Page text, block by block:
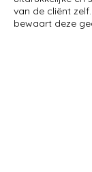
van de cliënt
bewaart deze